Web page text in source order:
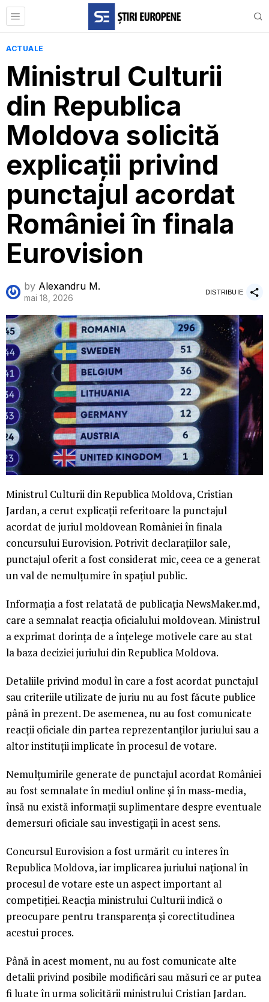
ACTUALE
Ministrul Culturii
din Republica
Moldova solicită
explicații privind
punctajul acordat
României în finala
Eurovision
by Alexandru M.
mai 18, 2026
DISTRIBUIE
Ministrul Culturii din Republica Moldova, Cristian
Jardan, a cerut explicații referitoare la punctajul
acordat de juriul moldovean României în finala
concursului Eurovision. Potrivit declarațiilor sale,
punctajul oferit a fost considerat mic, ceea ce a generat
un val de nemulțumire în spațiul public.
Informația a fost relatată de publicația NewsMaker.md,
care a semnalat reacția oficialului moldovean. Ministrul
a exprimat dorința de a înțelege motivele care au stat
la baza deciziei juriului din Republica Moldova.
Detaliile privind modul în care a fost acordat punctajul
sau criteriile utilizate de juriu nu au fost făcute publice
până în prezent. De asemenea, nu au fost comunicate
reacții oficiale din partea reprezentanților juriului sau a
altor instituții implicate în procesul de votare.
Nemulțumirile generate de punctajul acordat României
au fost semnalate în mediul online și în mass-media,
însă nu există informații suplimentare despre eventuale
demersuri oficiale sau investigații în acest sens.
Concursul Eurovision a fost urmărit cu interes în
Republica Moldova, iar implicarea juriului național în
procesul de votare este un aspect important al
competiției. Reacția ministrului Culturii indică o
preocupare pentru transparența și corectitudinea
acestui proces.
Până în acest moment, nu au fost comunicate alte
detalii privind posibile modificări sau măsuri ce ar putea
fi luate în urma solicitării ministrului Cristian Jardan.